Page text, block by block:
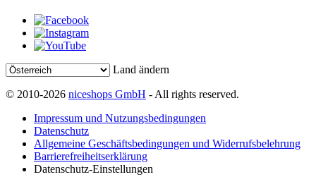
Land ändern
© 2010-2026 niceshops GmbH - All rights reserved.
Impressum und Nutzungsbedingungen
Datenschutz
Allgemeine Geschäftsbedingungen und Widerrufsbelehrung
Barrierefreiheitserklärung
Datenschutz-Einstellungen